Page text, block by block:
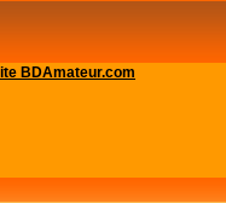
BDAmateur.com